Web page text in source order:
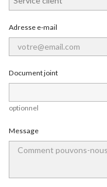
Adresse e-mail
Document joint
optionnel
Message